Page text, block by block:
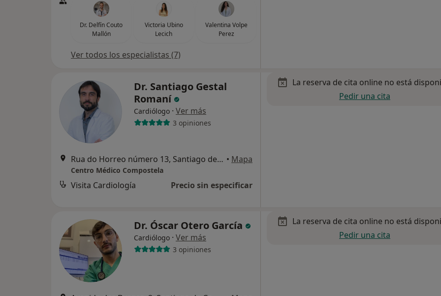
Dr. Delfín Couto
Mallón
Victoria Ubino
Lecich
Valentina Volpe
Perez
Ver todos los especialistas (7)
Dr. Santiago Gestal
Romaní
Cardiólogo · Ver más
3 opiniones
Rua do Horreo número 13, Santiago de Compostela • Mapa
Centro Médico Compostela
Visita Cardiología Precio sin especificar
La reserva de cita online no está
Pedir una cita
Dr. Óscar Otero García
Cardiólogo · Ver más
3 opiniones
La reserva de cita online no está
Pedir una cita